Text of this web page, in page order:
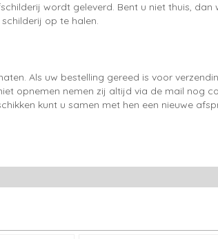
wordt geleverd. Bent u niet thuis,
op te halen.
Als uw bestelling gereed is voor
opnemen nemen zij altijd via de mail nog
kunt u samen met hen een nieuwe